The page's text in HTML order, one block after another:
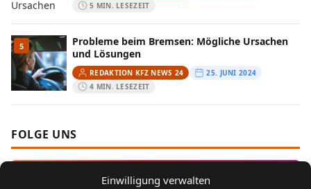
Einwilligung verwalten
5 MIN. LESEZEIT
5
Probleme beim Bremsen: Mögliche Ursachen
und Lösungen
REDAKTION KFZ NEWS 24
25. JUNI 2024
4 MIN. LESEZEIT
FOLGE UNS